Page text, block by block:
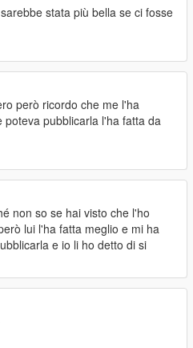
stata più bella se ci fosse
però ricordo che me l'ha
poteva pubblicarla l'ha fatta da
non so se hai visto che l'ho
lui l'ha fatta meglio e mi ha
e io li ho detto di si